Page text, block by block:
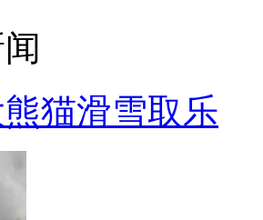
猫滑雪取乐